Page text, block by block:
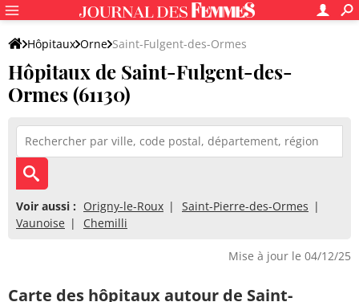
Hôpitaux Orne Saint-Fulgent-des-Ormes
Hôpitaux de Saint-Fulgent-des-
Ormes (61130)
Voir aussi : Origny-le-Roux
Saint-Pierre-des-Ormes
Vaunoise
Chemilli
Mise à jour le 04/12/25
Carte des hôpitaux autour de Saint-